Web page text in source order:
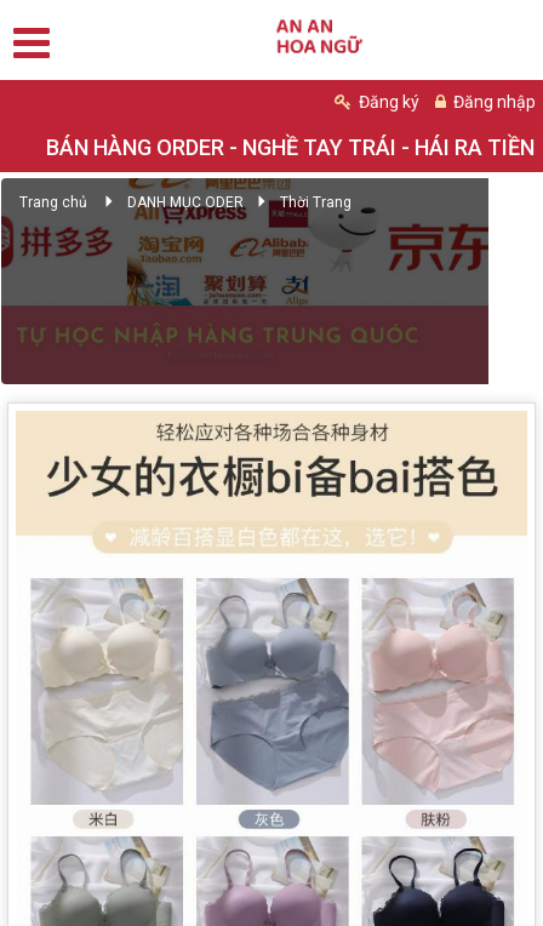
Đăng ký Đăng nhập
BÁN HÀNG ORDER - NGHỀ TAY TRÁI - HÁI RA TIỀN
Trang chủ DANH MỤC ODER Thời Trang